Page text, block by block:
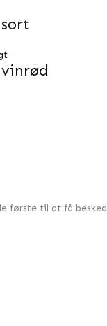
første til at få besked